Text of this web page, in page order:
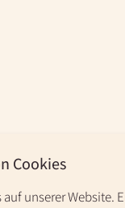
Cookies
unserer Website.